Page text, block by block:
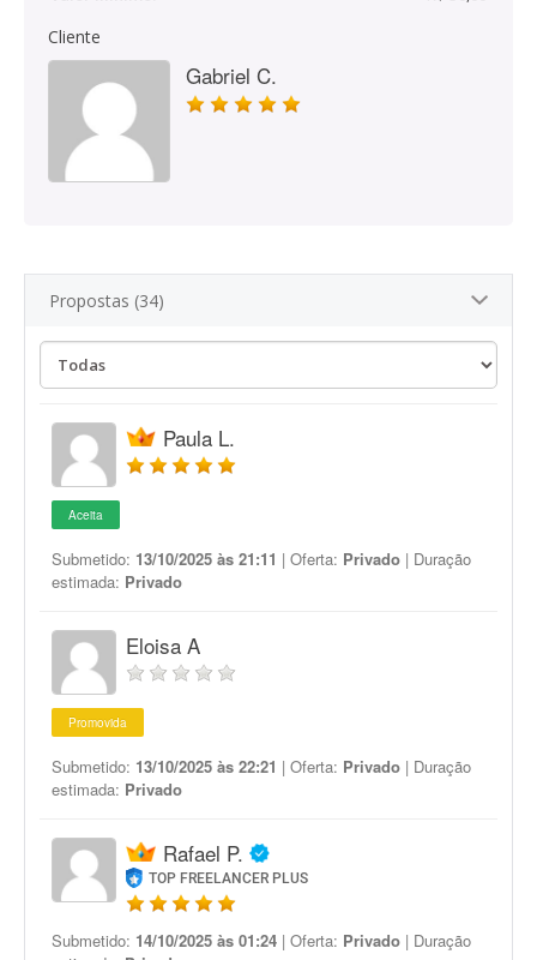
Cliente
Gabriel C.
Propostas (34)
Paula L.
Aceita
Submetido: 13/10/2025 às 21:11 | Oferta: Privado | Duração
estimada: Privado
Eloisa A
Promovida
Submetido: 13/10/2025 às 22:21 | Oferta: Privado | Duração
estimada: Privado
Rafael P.
TOP FREELANCER PLUS
Submetido: 14/10/2025 às 01:24 | Oferta: Privado | Duração